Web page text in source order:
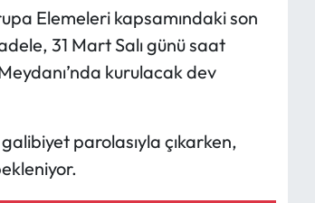
Elemeleri kapsamındaki son
31 Mart Salı günü saat
kurulacak dev
parolasıyla çıkarken,